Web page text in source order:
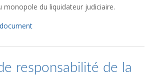
monopole du liquidateur judiciaire.
responsabilité de la